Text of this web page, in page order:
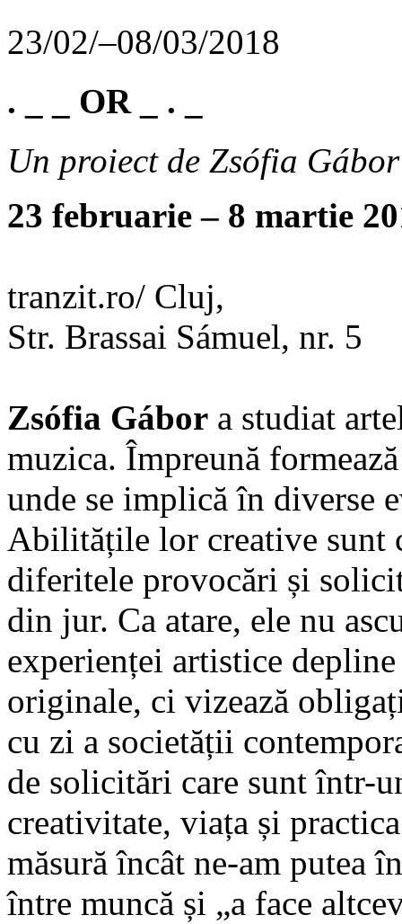
23/02/–08/03/2018
. _ _ OR _ . _
Un proiect de Zsófia
23 februarie – 8 martie
tranzit.ro/ Cluj,
Str. Brassai Sámuel, nr. 5
Zsófia Gábor a studiat
muzica. Împreună
unde se implică în diverse
Abilitățile lor creative sunt
diferitele provocări și
din jur. Ca atare, ele nu
experienței artistice
originale, ci vizează
cu zi a societății
de solicitări care sunt într-
creativitate, viața și
măsură încât ne-am putea
între muncă și „a face